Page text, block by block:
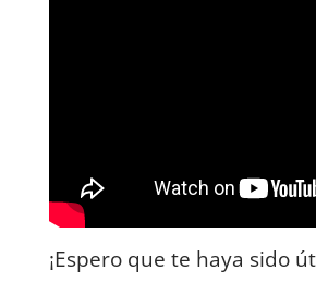
¡Espero que te haya sido